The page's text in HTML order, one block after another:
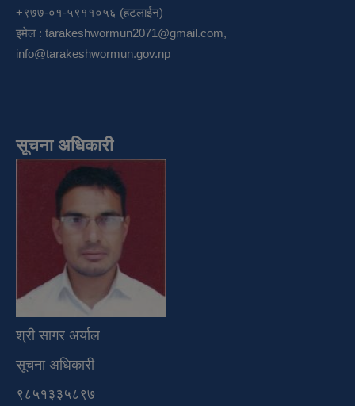
+९७७-०१-५९११०५६ (हटलाईन)
इमेल : tarakeshwormun2071@gmail.com,
info@tarakeshwormun.gov.np
सूचना अधिकारी
श्री सागर अर्याल
सूचना अधिकारी
९८५१३३५८९७